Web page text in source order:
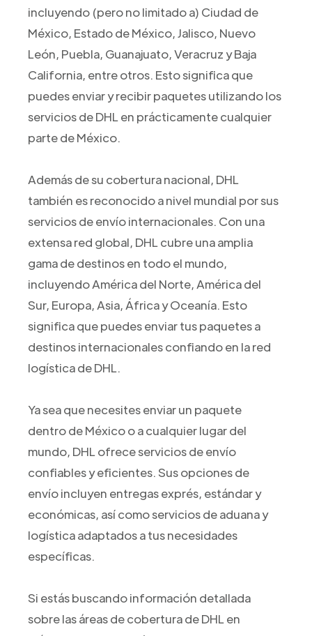
incluyendo (pero no limitado a) Ciudad de
México, Estado de México, Jalisco, Nuevo
León, Puebla, Guanajuato, Veracruz y Baja
California, entre otros. Esto significa que
puedes enviar y recibir paquetes utilizando los
servicios de DHL en prácticamente cualquier
parte de México.
Además de su cobertura nacional, DHL
también es reconocido a nivel mundial por sus
servicios de envío internacionales. Con una
extensa red global, DHL cubre una amplia
gama de destinos en todo el mundo,
incluyendo América del Norte, América del
Sur, Europa, Asia, África y Oceanía. Esto
significa que puedes enviar tus paquetes a
destinos internacionales confiando en la red
logística de DHL.
Ya sea que necesites enviar un paquete
dentro de México o a cualquier lugar del
mundo, DHL ofrece servicios de envío
confiables y eficientes. Sus opciones de
envío incluyen entregas exprés, estándar y
económicas, así como servicios de aduana y
logística adaptados a tus necesidades
específicas.
Si estás buscando información detallada
sobre las áreas de cobertura de DHL en